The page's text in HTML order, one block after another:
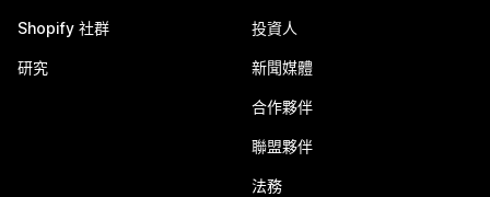
Shopify 社群
研究
投資人
新聞媒體
合作夥伴
聯盟夥伴
法務